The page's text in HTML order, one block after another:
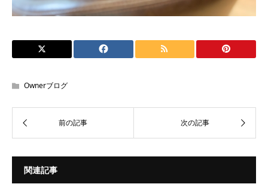
Ownerブログ
関連記事